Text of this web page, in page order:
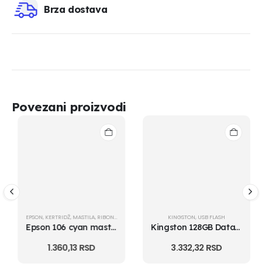
Brza dostava
Povezani proizvodi
EPSON,KERTRIDŽ,MASTILA,RIBONI ,TONERI
Epson 106 cyan mastilo
1.360,13RSD
KINGSTON,USB FLASH
Kingston 128GB DataTraveler Micro USB 3.2 flash DTMC3G2/128GB srebrni
3.332,32RSD